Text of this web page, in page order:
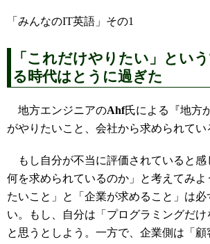
「みんなのIT英語」その1
「これだけやりたい」とい
る時代はとうに過ぎた
地方エンジニアのAhf氏による『地方
がやりたいこと、会社から求められてい
もし自分が不当に評価されていると感
何を求められているのか」と考えてみよ
たいこと」と「企業が求めること」は必
い。もし、自分は「プログラミングだけ
と思うとしよう。一方で、企業側は「顧